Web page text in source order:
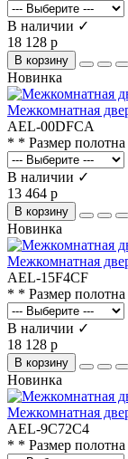
В наличии ✓
18 128 р
В корзину
Новинка
Межкомнатная
AEL-00DFCA
* * Размер полотна
В наличии ✓
13 464 р
В корзину
Новинка
Межкомнатная
AEL-15F4CF
* * Размер полотна
В наличии ✓
18 128 р
В корзину
Новинка
Межкомнатная
AEL-9C72C4
* * Размер полотна